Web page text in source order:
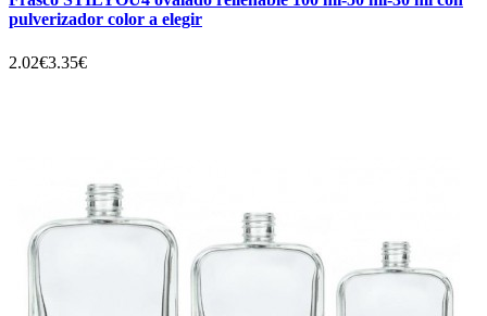
pulverizador color a elegir
2.02€3.35€